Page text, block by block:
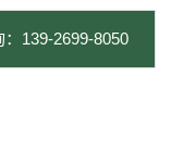
：139-2699-8050